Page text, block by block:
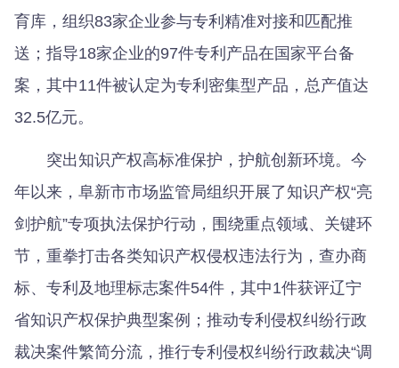
育库，组织83家企业参与专利精准对接和匹配推
送；指导18家企业的97件专利产品在国家平台备
案，其中11件被认定为专利密集型产品，总产值达
32.5亿元。
突出知识产权高标准保护，护航创新环境。今
年以来，阜新市市场监管局组织开展了知识产权“亮
剑护航”专项执法保护行动，围绕重点领域、关键环
节，重拳打击各类知识产权侵权违法行为，查办商
标、专利及地理标志案件54件，其中1件获评辽宁
省知识产权保护典型案例；推动专利侵权纠纷行政
裁决案件繁简分流，推行专利侵权纠纷行政裁决“调